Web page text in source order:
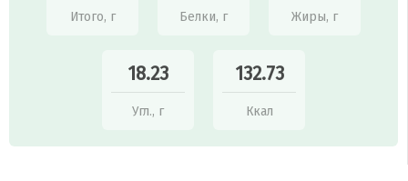
Итого, г Белки, г Жиры, г
18.23
Угл., г
132.73
Ккал